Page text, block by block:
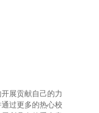
展贡献自己的力
通过更多的热心校